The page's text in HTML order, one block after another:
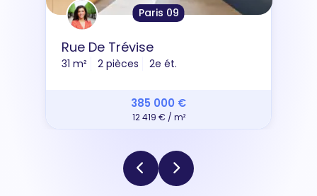
Paris 09
Rue De Trévise
31 m² 2 pièces 2e ét.
385 000 €
12 419 € / m²